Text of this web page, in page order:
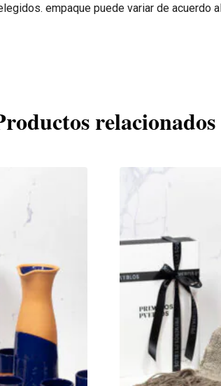
empaque puede variar de acuerdo
relacionados